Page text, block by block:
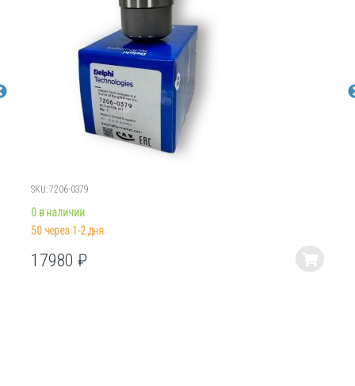
SKU: 7206-0379
0 в наличии
50 через 1-2 дня
17980₽
Этот